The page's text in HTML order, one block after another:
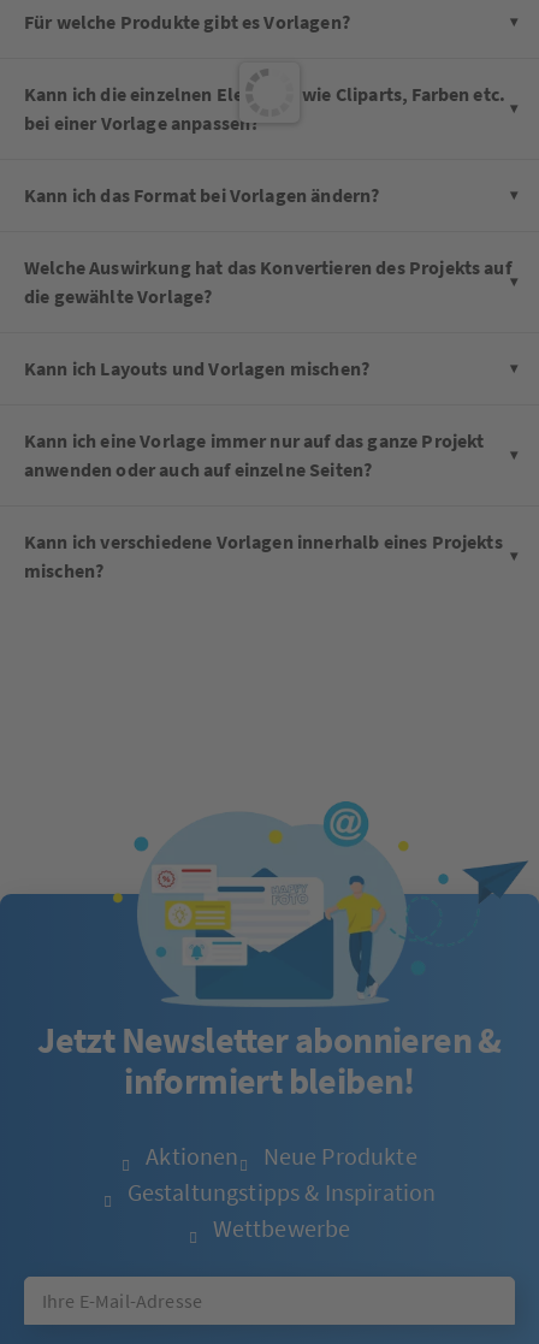
Für welche Produkte gibt es Vorlagen?
Kann ich die einzelnen Elemente wie Cliparts, Farben etc.
bei einer Vorlage anpassen?
Kann ich das Format bei Vorlagen ändern?
Welche Auswirkung hat das Konvertieren des Projekts auf
die gewählte Vorlage?
Kann ich Layouts und Vorlagen mischen?
Kann ich eine Vorlage immer nur auf das ganze Projekt
anwenden oder auch auf einzelne Seiten?
Kann ich verschiedene Vorlagen innerhalb eines Projekts
mischen?
Jetzt Newsletter abonnieren &
informiert bleiben!
Aktionen
Neue Produkte
Gestaltungstipps & Inspiration
Wettbewerbe